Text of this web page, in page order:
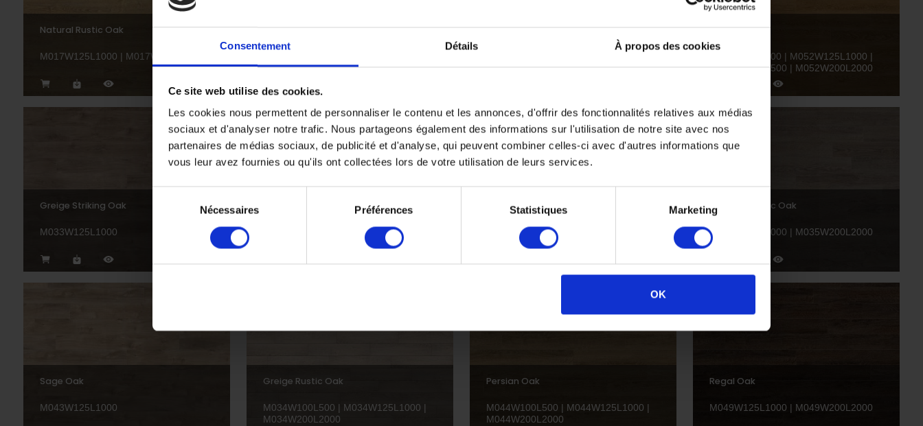
Consentement Détails À propos des cookies
Ce site web utilise des cookies.
Les cookies nous permettent de personnaliser le contenu et les annonces, d'offrir des fonctionnalités relatives aux médias
sociaux et d'analyser notre trafic. Nous partageons également des informations sur l'utilisation de notre site avec nos
partenaires de médias sociaux, de publicité et d'analyse, qui peuvent combiner celles-ci avec d'autres informations que
vous leur avez fournies ou qu'ils ont collectées lors de votre utilisation de leurs services.
consentement
Nécessaires Préférences Statistiques Marketing
OK
Natural Rustic Oak
M017W125L1000 | M017W200L2000
Spanish Oak Marine Oak Spiced Oak
M052W100L500 | M052W125L1000 |
M052W166L1500 | M052W200L2000
Greige Striking Oak
M033W125L1000 M047W125L1000 | M047W200L2000
Tobacco Limed Striking Oak
M008W125L1000
Smoked Rustic Oak
M035W125L1000 | M035W200L2000
Sage Oak
M043W125L1000
Greige Rustic Oak
M034W100L500 | M034W125L1000 |
M034W200L2000
Persian Oak
M044W100L500 | M044W125L1000 |
M044W200L2000
Regal Oak
M049W125L1000 | M049W200L2000